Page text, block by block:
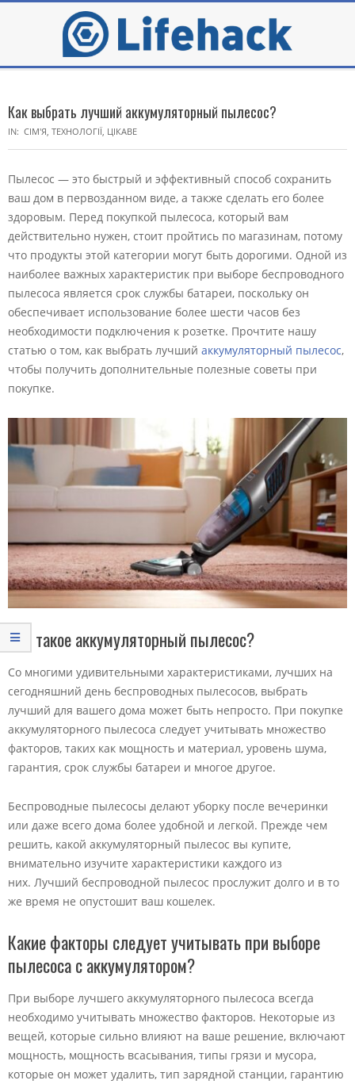
Menu
Как выбрать лучший аккумуляторный пылесос?
IN: СІМ'Я ТЕХНОЛОГІЇ ЦІКАВЕ
Пылесос — это быстрый и эффективный способ сохранить
ваш дом в первозданном виде, а также сделать его более
здоровым. Перед покупкой пылесоса, который вам
действительно нужен, стоит пройтись по магазинам, потому
что продукты этой категории могут быть дорогими. Одной из
наиболее важных характеристик при выборе беспроводного
пылесоса является срок службы батареи, поскольку он
обеспечивает использование более шести часов без
необходимости подключения к розетке. Прочтите нашу
статью о том, как выбрать лучший аккумуляторный пылесос,
чтобы получить дополнительные полезные советы при
покупке.
Что такое аккумуляторный пылесос?
Со многими удивительными характеристиками, лучших на
сегодняшний день беспроводных пылесосов, выбрать
лучший для вашего дома может быть непросто. При покупке
аккумуляторного пылесоса следует учитывать множество
факторов, таких как мощность и материал, уровень шума,
гарантия, срок службы батареи и многое другое.
Беспроводные пылесосы делают уборку после вечеринки
или даже всего дома более удобной и легкой. Прежде чем
решить, какой аккумуляторный пылесос вы купите,
внимательно изучите характеристики каждого из
них. Лучший беспроводной пылесос прослужит долго и в то
же время не опустошит ваш кошелек.
Какие факторы следует учитывать при выборе
пылесоса с аккумулятором?
При выборе лучшего аккумуляторного пылесоса всегда
необходимо учитывать множество факторов. Некоторые из
вещей, которые сильно влияют на ваше решение, включают
мощность, мощность всасывания, типы грязи и мусора,
которые он может удалить, тип зарядной станции, гарантию